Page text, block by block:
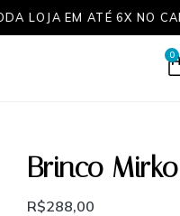
LOJA EM ATÉ 6X NO
0
Brinco Mirko
R$288,00